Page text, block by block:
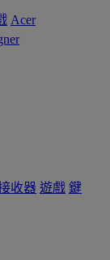
Acer
收器 遊戲 鍵